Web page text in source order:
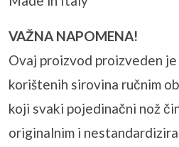
VAŽNA NAPOMENA!
Ovaj proizvod proizveden
korištenih sirovina ručnim
koji svaki pojedinačni nož
originalnim i